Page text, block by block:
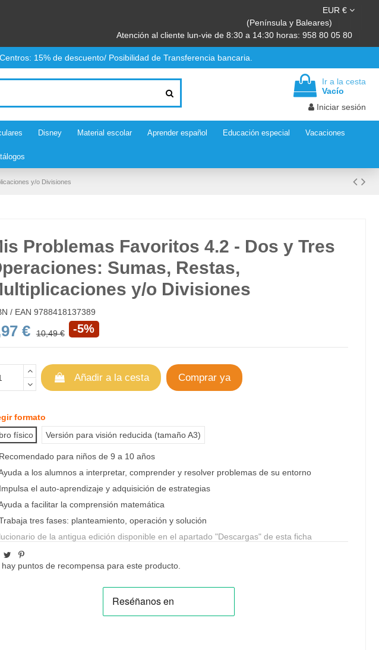
EUR €
(Península y Baleares)
Atención al cliente lun-vie de 8:30 a 14:30 horas: 958 80 05 80
15% de descuento/ Posibilidad de Transferencia bancaria.
Ir a la cesta
Vacío
Iniciar sesión
Disney Material escolar Aprender español Educación especial Vacaciones
y/o Divisiones
Problemas Favoritos 4.2 - Dos y Tres
Sumas, Restas,
y/o Divisiones
/ EAN 9788418137389
€ 10,49 € -5%
Añadir a la cesta Comprar ya
formato
físico
Versión para visión reducida (tamaño A3)
para niños de 9 a 10 años
a los alumnos a interpretar, comprender y resolver problemas de su entorno
el auto-aprendizaje y adquisición de estrategias
a facilitar la comprensión matemática
tres fases: planteamiento, operación y solución
de la antigua edición disponible en el apartado "Descargas" de esta ficha
hay puntos de recompensa para este producto.